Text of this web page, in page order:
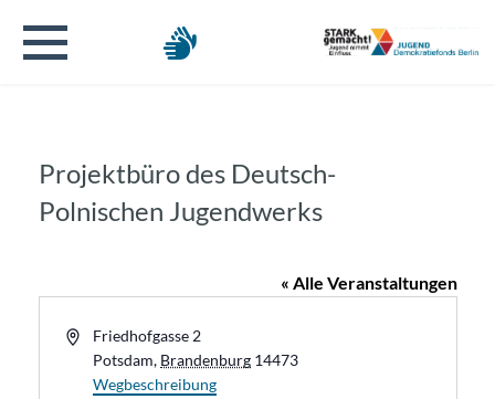
Projektbüro des Deutsch-
Polnischen Jugendwerks
« Alle Veranstaltungen
AddressFriedhofgasse 2
Potsdam, Brandenburg 14473
Wegbeschreibung